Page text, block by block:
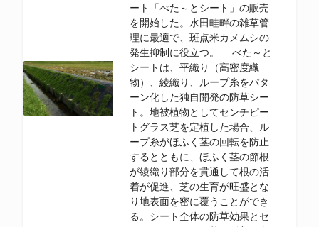
ート「べた～とシート」の販売
を開始した。水田畦畔の雑草管
理に最適で、斑点米カメムシの
発生抑制に役立つ。 べた～と
シートは、平織り（高密度織
物）、綾織り、ループ糸をパタ
ーン化した独自開発の防草シー
ト。地被植物としてセンチピー
トグラス芝を定植した場合、ル
ープ糸がほふく茎の回転を防止
するとともに、ほふく茎の節根
が綾織り部分を貫通して根の活
着が促進、芝の生育が旺盛とな
り地表面を密に覆うことができ
る。シート全体の防草効果とセ